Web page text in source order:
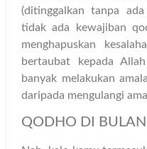
(ditinggalkan tanpa
tidak ada kewajiban
menghapuskan
bertaubat kepada
banyak melakukan
daripada mengulangi
QODHO DI BULAN